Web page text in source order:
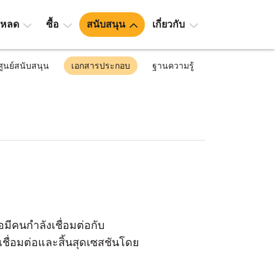
ลด ซื้อ สนับสนุน เกี่ยวกับ
นย์สนับสนุน เอกสารประกอบ ฐานความรู้
มีคนกำลังเชื่อมต่อกับ
ชื่อมต่อและสิ้นสุดเซสชันโดย